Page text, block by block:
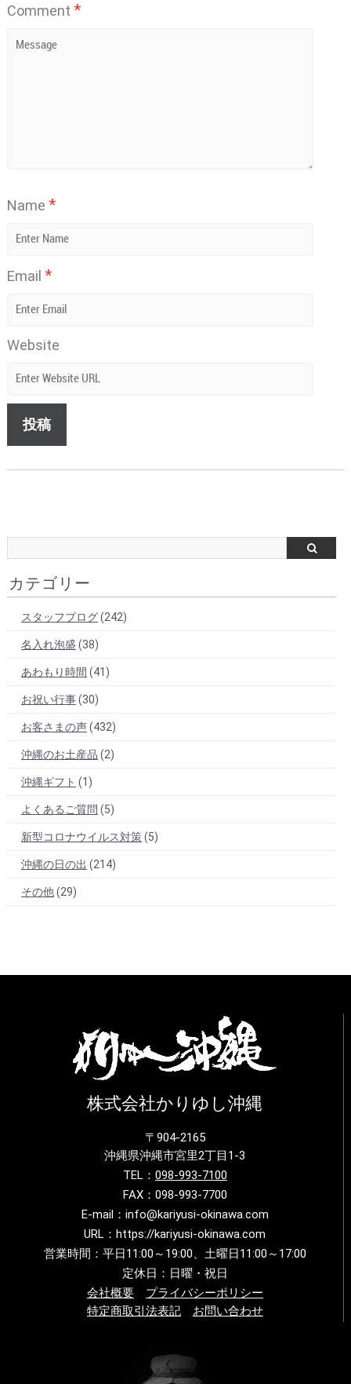
Comment *
Name *
Email *
Website
カテゴリー
スタッフブログ(242)
名入れ泡盛 (38)
あわもり時間 (41)
お祝い行事(30)
お客さまの声(432)
沖縄のお土産品 (2)
沖縄ギフト (1)
よくあるご質問 (5)
新型コロナウイルス対策(5)
沖縄の日の出 (214)
その他(29)
株式会社かりゆし沖縄
〒904-2165
沖縄県沖縄市宮里2丁目1-3
TEL： 098-993-7100
FAX：098-993-7700
E-mail：info@kariyusi-okinawa.com
URL：https://kariyusi-okinawa.com
営業時間：平日11:00～19:00、土曜日11:00～17:00
定休日：日曜・祝日
会社概要
プライバシーポリシー
特定商取引法表記
お問い合わせ